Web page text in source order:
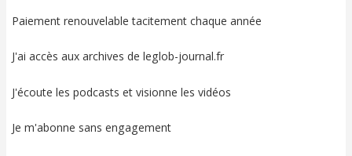
Paiement renouvelable tacitement chaque année
J'ai accès aux archives de leglob-journal.fr
J'écoute les podcasts et visionne les vidéos
Je m'abonne sans engagement